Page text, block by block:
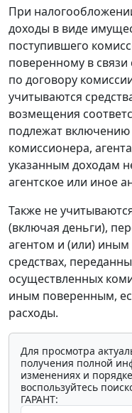
При
доходы в виде
поступившего
поверенному в
по договору
учитываются
возмещения
подлежат включению
комиссионера,
указанным доходам
агентское или иное
Также не
(включая деньги),
агентом и (или)
средствах,
осуществленных
иным поверенным,
расходы.
Для просмотра
получения полной
изменениях и
воспользуйтесь
ГАРАНТ: